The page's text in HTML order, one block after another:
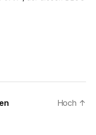
Hoch ↑